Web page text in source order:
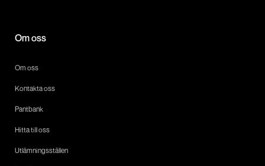
Om oss
Om oss
Kontakta oss
Pantbank
Hitta till oss
Utlämningsställen